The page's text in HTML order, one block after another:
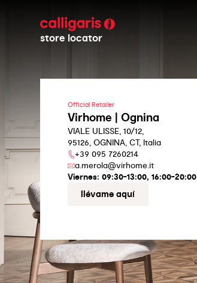
store locator
Official Retailer
Virhome | Ognina
VIALE ULISSE, 10/12,
95126, OGNINA, CT, Italia
+39 095 7260214
a.merola@virhome.it
Viernes: 09:30-13:00, 16:00-20:00
llévame aquí